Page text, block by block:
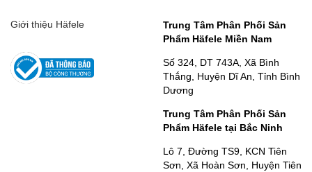
Giới thiệu Häfele
Trung Tâm Phân Phối Sản
Phẩm Häfele Miền Nam
Số 324, DT 743A, Xã Bình
Thắng, Huyện Dĩ An, Tỉnh Bình
Dương
Trung Tâm Phân Phối Sản
Phẩm Häfele tại Bắc Ninh
Lô 7, Đường TS9, KCN Tiên
Sơn, Xã Hoàn Sơn, Huyện Tiên